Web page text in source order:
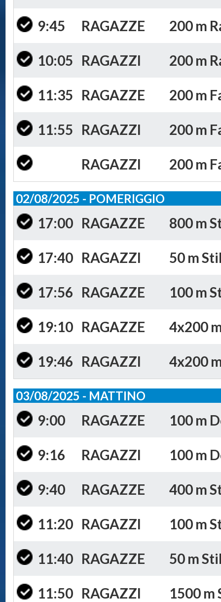
9:45 RAGAZZE 200 m
10:05 RAGAZZI 200 m
11:35 RAGAZZE 200 m
11:55 RAGAZZI 200 m
RAGAZZI 200 m
02/08/2025 - POMERIGGIO
17:00 RAGAZZE 800 m
17:40 RAGAZZI 50 m
17:56 RAGAZZE 100 m
19:10 RAGAZZE 4x200
19:46 RAGAZZI 4x200
03/08/2025 - MATTINO
9:00 RAGAZZE 100 m
9:16 RAGAZZI 100 m
9:40 RAGAZZE 400 m
11:20 RAGAZZI 100 m
11:40 RAGAZZE 50 m
11:50 RAGAZZI 1500 m